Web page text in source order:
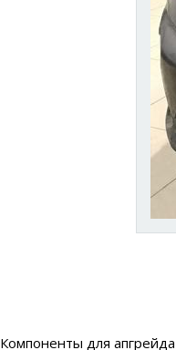
Компоненты для